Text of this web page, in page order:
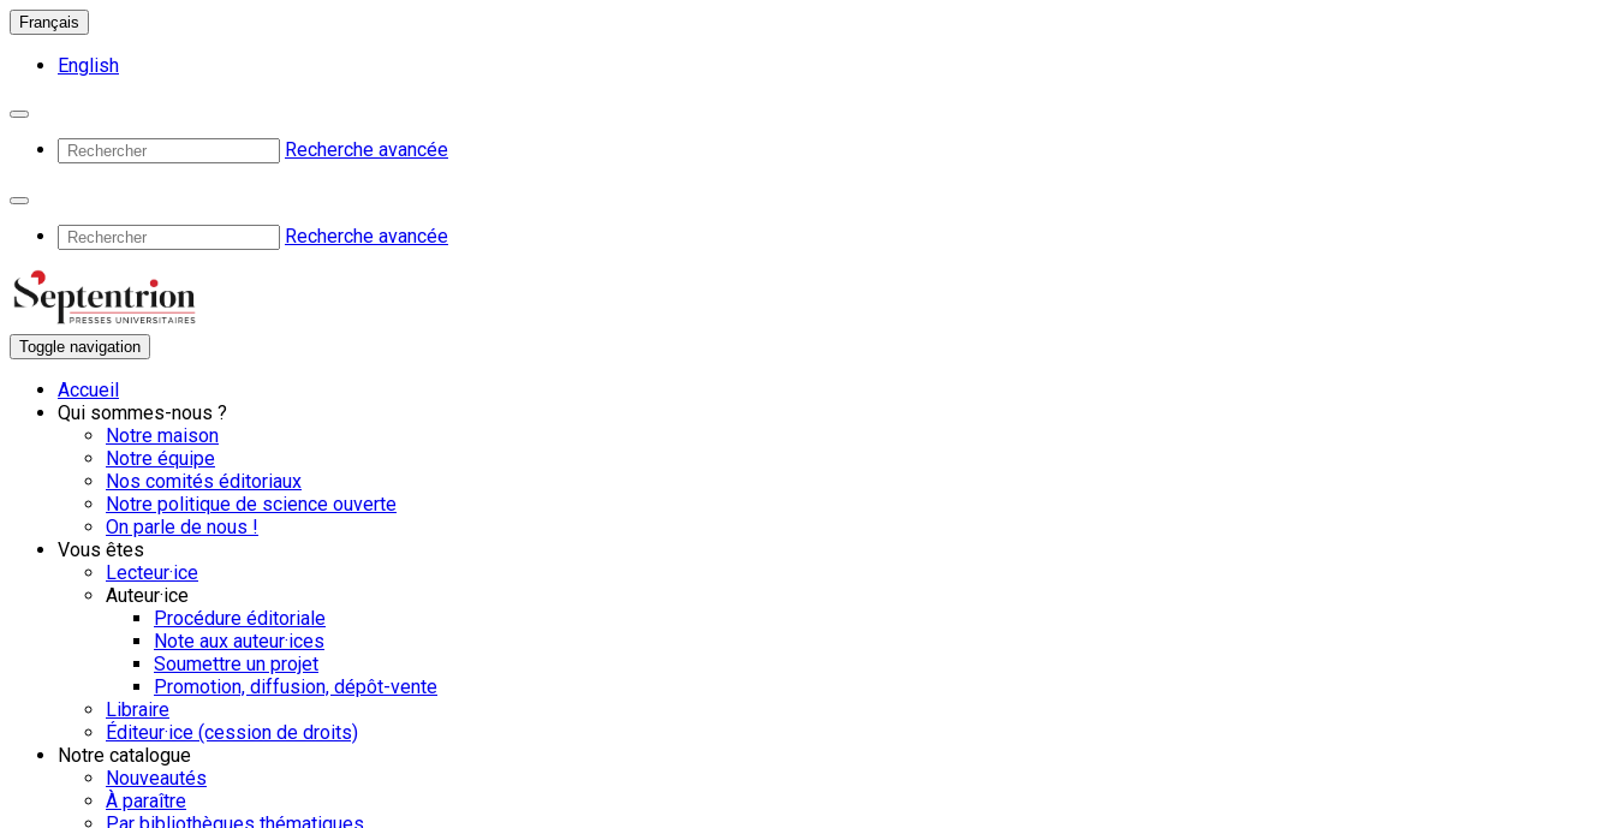
Français
English
Recherche avancée
Recherche avancée
Toggle navigation
Accueil
Qui sommes-nous ?
Notre maison
Notre équipe
Nos comités éditoriaux
Notre politique de science ouverte
On parle de nous !
Vous êtes
Lecteur·ice
Auteur·ice
Procédure éditoriale
Note aux auteur·ices
Soumettre un projet
Promotion, diffusion, dépôt-vente
Libraire
Éditeur·ice (cession de droits)
Notre catalogue
Nouveautés
À paraître